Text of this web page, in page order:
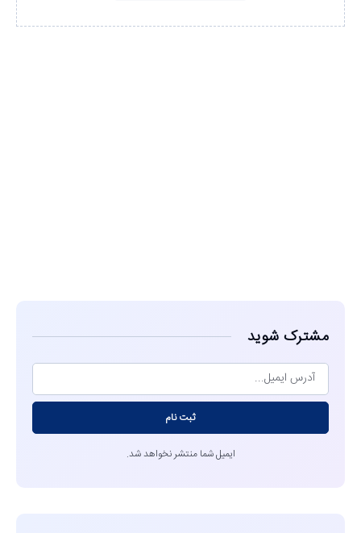
مشترک شوید
ثبت نام
ایمیل شما منتشر نخواهد شد.